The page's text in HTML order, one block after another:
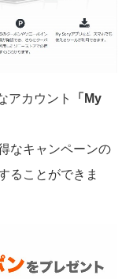
アカウント
「My
なキャンペーンの
ることができま